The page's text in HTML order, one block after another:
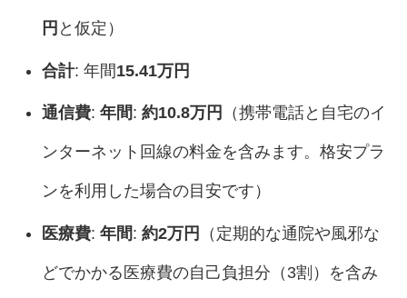
円 と仮定）
合計: 年間15.41万円
通信費: 年間: 約10.8万円 （携帯電話と自宅のイ
ンターネット回線の料金を含みます。格安プラ
ンを利用した場合の目安です）
医療費: 年間: 約2万円 （定期的な通院や風邪な
どでかかる医療費の自己負担分（3割）を含み